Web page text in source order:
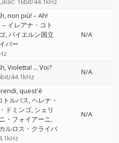
non più! – Ah!
-- イレアナ・コト
バイエルン国立
バー
N/A
Violetta! ... Voi?
44.1kHz
N/A
quest'è
トルバス ヘレナ・
ドミンゴ シェリ
・フォイアーニ
カルロス・クライバ
N/A